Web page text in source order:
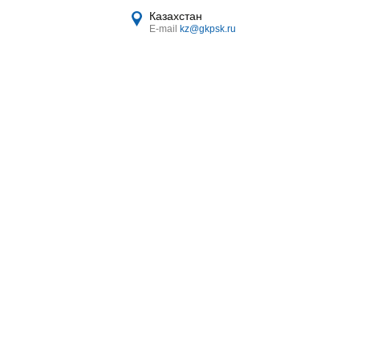
Казахстан
E-mail kz@gkpsk.ru